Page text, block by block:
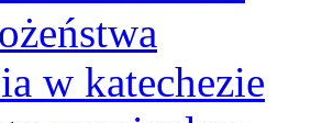
w katechezie